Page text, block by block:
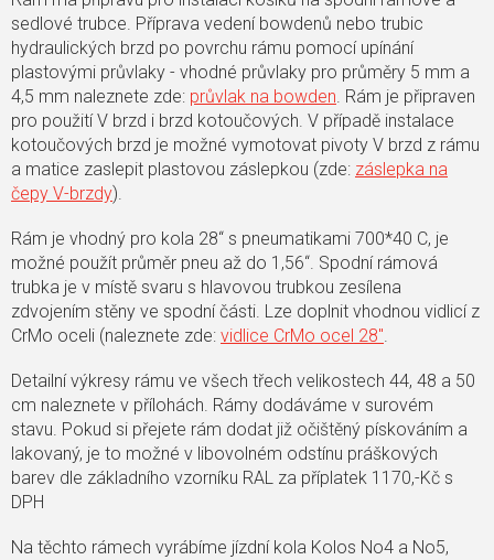
sedlové trubce. Příprava vedení bowdenů nebo trubic
hydraulických brzd po povrchu rámu pomocí upínání
plastovými průvlaky - vhodné průvlaky pro průměry 5 mm a
4,5 mm naleznete zde: průvlak na bowden. Rám je připraven
pro použití V brzd i brzd kotoučových. V případě instalace
kotoučových brzd je možné vymotovat pivoty V brzd z rámu
a matice zaslepit plastovou záslepkou (zde: záslepka na
čepy V-brzdy).
Rám je vhodný pro kola 28“ s pneumatikami 700*40 C, je
možné použít průměr pneu až do 1,56“. Spodní rámová
trubka je v místě svaru s hlavovou trubkou zesílena
zdvojením stěny ve spodní části. Lze doplnit vhodnou vidlicí z
CrMo oceli (naleznete zde: vidlice CrMo ocel 28".
Detailní výkresy rámu ve všech třech velikostech 44, 48 a 50
cm naleznete v přílohách. Rámy dodáváme v surovém
stavu. Pokud si přejete rám dodat již očištěný pískováním a
lakovaný, je to možné v libovolném odstínu práškových
barev dle základního vzorníku RAL za příplatek 1170,-Kč s
DPH
Na těchto rámech vyrábíme jízdní kola Kolos No4 a No5,